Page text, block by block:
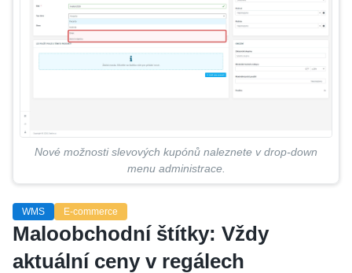
Nové možnosti slevových kupónů naleznete v drop-down
menu administrace.
Maloobchodní štítky: Vždy
aktuální ceny v regálech
WMS E-commerce